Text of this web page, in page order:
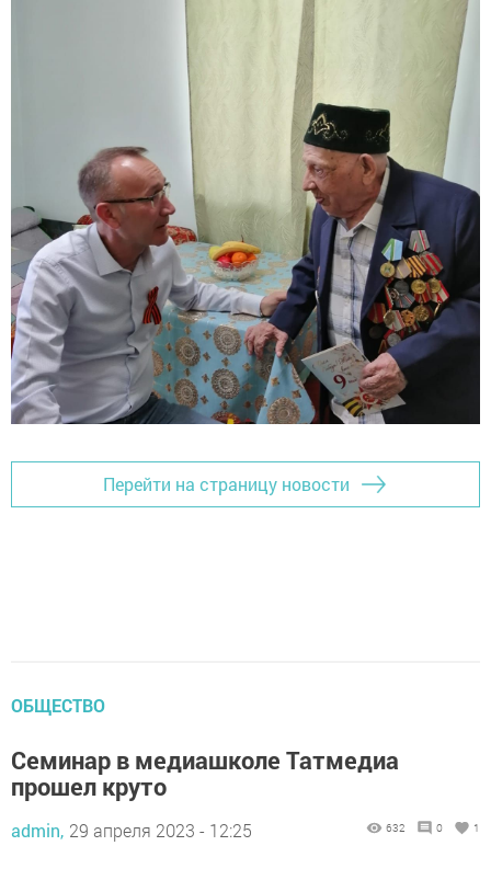
Перейти на страницу новости
ОБЩЕСТВО
Семинар в медиашколе Татмедиа
прошел круто
admin, 29 апреля 2023 - 12:25 632 0 1